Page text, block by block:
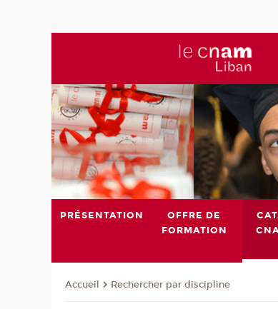
PRÉSENTATION
OFFRE DE
FORMATION
Accueil Rechercher par discipline